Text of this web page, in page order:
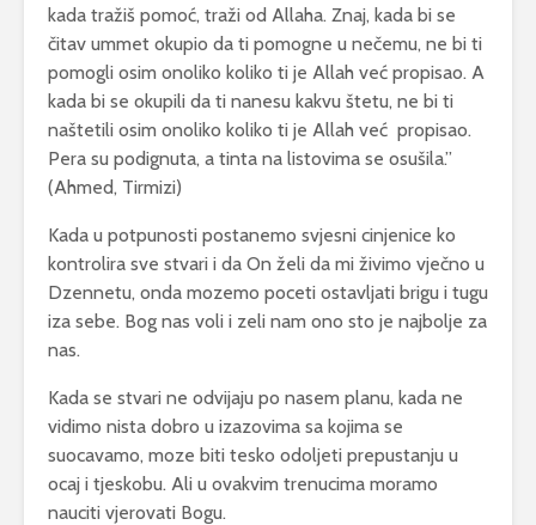
kada tražiš pomoć, traži od Allaha. Znaj, kada bi se
čitav ummet okupio da ti pomogne u nečemu, ne bi ti
pomogli osim onoliko koliko ti je Allah već propisao. A
kada bi se okupili da ti nanesu kakvu štetu, ne bi ti
naštetili osim onoliko koliko ti je Allah već propisao.
Pera su podignuta, a tinta na listovima se osušila.”
(Ahmed, Tirmizi)
Kada u potpunosti postanemo svjesni cinjenice ko
kontrolira sve stvari i da On želi da mi živimo vječno u
Dzennetu, onda mozemo poceti ostavljati brigu i tugu
iza sebe. Bog nas voli i zeli nam ono sto je najbolje za
nas.
Kada se stvari ne odvijaju po nasem planu, kada ne
vidimo nista dobro u izazovima sa kojima se
suocavamo, moze biti tesko odoljeti prepustanju u
ocaj i tjeskobu. Ali u ovakvim trenucima moramo
nauciti vjerovati Bogu.